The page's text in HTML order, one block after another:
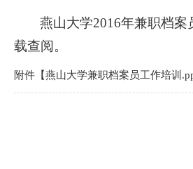
燕山大学2016年兼职档
载查阅。
附件【燕山大学兼职档案员工作培训